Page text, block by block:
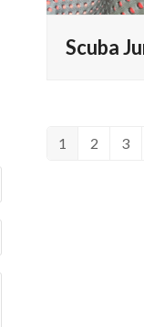
Scuba
Pagina
1 Pagina
2 3